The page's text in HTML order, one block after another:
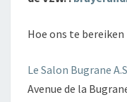
Hoe ons te bereiken
Le Salon Bugrane
Avenue de la